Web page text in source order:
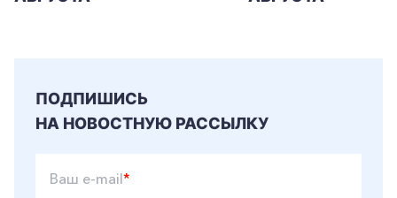
ПОДПИШИСЬ
НА НОВОСТНУЮ РАССЫЛКУ
Ваш e-mail*